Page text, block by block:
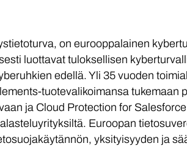
on eurooppalainen
luottavat tuloksellisen
edellä. Yli 35 vuoden
tuotevalikoimansa tukemaan
ja Cloud Protection for
Euroopan
yksityisyyden ja